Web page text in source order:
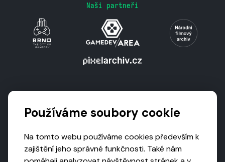
Naši partneři
Používáme soubory cookie
Na tomto webu používáme cookies především k
zajištění jeho správné funkčnosti. Také nám